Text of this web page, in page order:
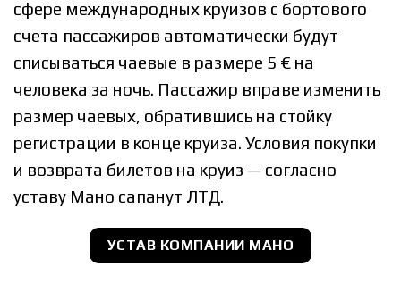
сфере международных круизов с бортового
счета пассажиров автоматически будут
списываться чаевые в размере 5 € на
человека за ночь. Пассажир вправе изменить
размер чаевых, обратившись на стойку
регистрации в конце круиза. Условия покупки
и возврата билетов на круиз — согласно
уставу Мано сапанyт ЛТД.
УСТАВ КОМПАНИИ МАНО